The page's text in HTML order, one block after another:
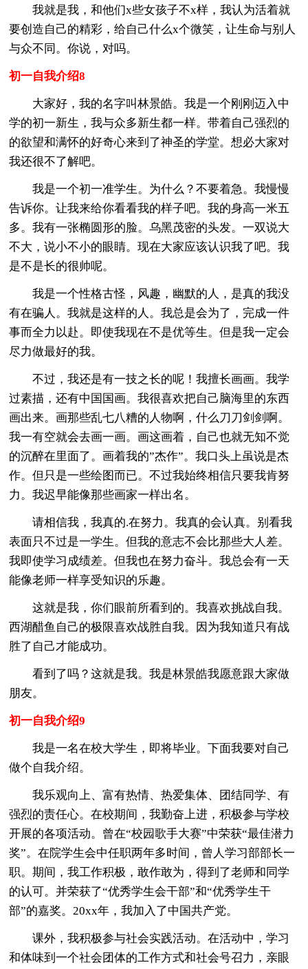
我就是我，和他们x些女孩子不x样，我认为活着就
要创造自己的精彩，给自己什么x个微笑，让生命与别人
与众不同。你说，对吗。
初一自我介绍8
大家好，我的名字叫林景皓。我是一个刚刚迈入中
学的初一新生，我与众多新生都一样。带着自己强烈的
的欲望和满怀的好奇心来到了神圣的学堂。想必大家对
我还很不了解吧。
我是一个初一准学生。为什么？不要着急。我慢慢
告诉你。让我来给你看看我的样子吧。我的身高一米五
多。我有一张椭圆形的脸。乌黑茂密的头发。一双说大
不大，说小不小的眼睛。现在大家应该认识我了吧。我
是不是长的很帅呢。
我是一个性格古怪，风趣，幽默的人，是真的我没
有在骗人。我就是这样的人。我总是会为了，完成一件
事而全力以赴。即使我现在不是优等生。但是我一定会
尽力做最好的我。
不过，我还是有一技之长的呢！我擅长画画。我学
过素描，还有中国国画。我很喜欢把自己脑海里的东西
画出来。画那些乱七八糟的人物啊，什么刀刀剑剑啊。
我一有空就会去画一画。画这画着，自己也就无知不觉
的沉醉在里面了。画着我的”杰作”。我口头上虽说是杰
作。但只是一些绘图而已。不过我始终相信只要我肯努
力。我迟早能像那些画家一样出名。
请相信我，我真的.在努力。我真的会认真。别看我
表面只不过是一学生。但我的意志不会比那些大人差。
我即使学习成绩差。但我也在努力奋斗。我总会有一天
能像老师一样享受知识的乐趣。
这就是我，你们眼前所看到的。我喜欢挑战自我。
西湖醋鱼自己的极限喜欢战胜自我。因为我知道只有战
胜了自己才能成功。
看到了吗？这就是我。我是林景皓我愿意跟大家做
朋友。
初一自我介绍9
我是一名在校大学生，即将毕业。下面我要对自己
做个自我介绍。
我乐观向上、富有热情、热爱集体、团结同学、有
强烈的责任心。在校期间，我勤奋上进，积极参与学校
开展的各项活动。曾在“校园歌手大赛”中荣获“最佳潜力
奖”。在院学生会中任职两年多时间，曾人学习部部长一
职。期间，我工作积极，敢作敢为，得到了老师和同学
的认可。并荣获了“优秀学生会干部”和“优秀学生干
部”的嘉奖。20xx年，我加入了中国共产党。
课外，我积极参与社会实践活动。在活动中，学习
和体味到一个社会团体的工作方式和社会号召力，亲眼